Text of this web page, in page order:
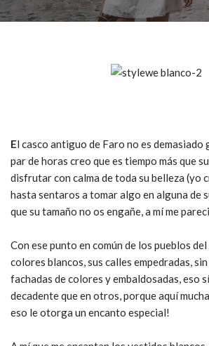
El casco antiguo de Faro no es demasiado
par de horas creo que es tiempo más que
disfrutar con calma de toda su belleza (yo
hasta sentaros a tomar algo en alguna de
que su tamaño no os engañe, a mí me
Con ese punto en común de los pueblos
colores blancos, sus calles empedradas,
fachadas de colores y embaldosadas, eso
decadente que en otros, porque aquí
eso le otorga un encanto especial!